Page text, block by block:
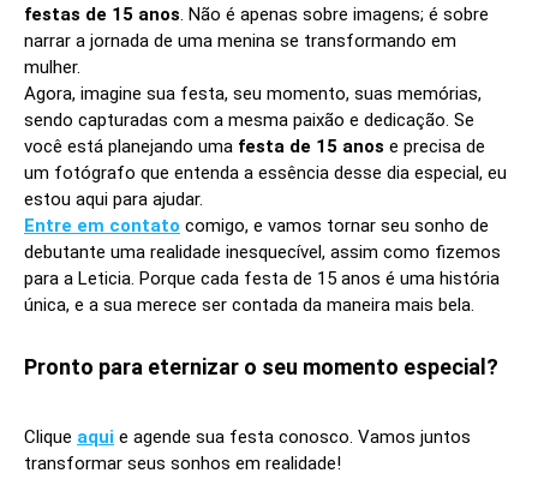
festas de 15 anos. Não é apenas sobre imagens; é sobre
narrar a jornada de uma menina se transformando em
mulher.
Agora, imagine sua festa, seu momento, suas memórias,
sendo capturadas com a mesma paixão e dedicação. Se
você está planejando uma festa de 15 anos e precisa de
um fotógrafo que entenda a essência desse dia especial, eu
estou aqui para ajudar.
Entre em contato comigo, e vamos tornar seu sonho de
debutante uma realidade inesquecível, assim como fizemos
para a Leticia. Porque cada festa de 15 anos é uma história
única, e a sua merece ser contada da maneira mais bela.
Pronto para eternizar o seu momento especial?
Clique aqui e agende sua festa conosco. Vamos juntos
transformar seus sonhos em realidade!